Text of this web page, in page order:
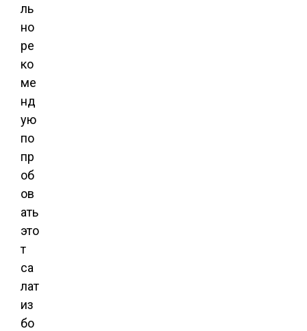
ль
но
ре
ко
ме
нд
ую
по
пр
об
ов
ать
это
т
са
лат
из
бо